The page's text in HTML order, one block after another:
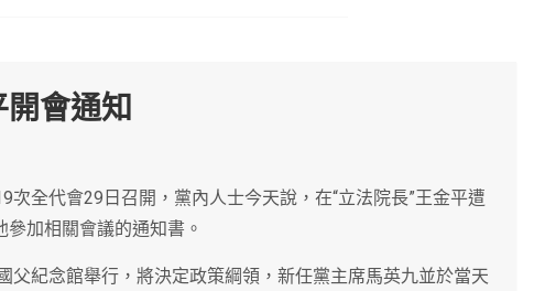
會通知
次全代會29日召開，黨內人士今天說，在“立法院長”王金平遭
加相關會議的通知書。
父紀念館舉行，將決定政策綱領，新任黨主席馬英九並於當天